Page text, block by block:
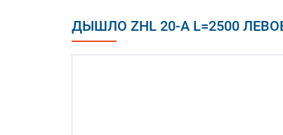
ДЫШЛО ZHL 20-A L=2500